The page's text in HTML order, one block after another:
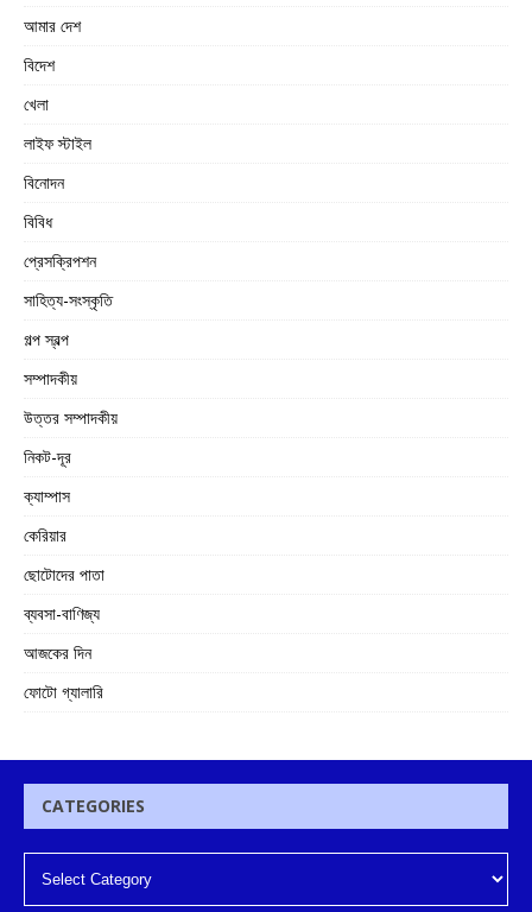
আমার দেশ
বিদেশ
খেলা
লাইফ স্টাইল
বিনোদন
বিবিধ
প্রেসক্রিপশন
সাহিত্য-সংস্কৃতি
গল্প স্বল্প
সম্পাদকীয়
উত্তর সম্পাদকীয়
নিকট-দূর
ক্যাম্পাস
কেরিয়ার
ছোটোদের পাতা
ব্যবসা-বাণিজ্য
আজকের দিন
ফোটো গ্যালারি
CATEGORIES